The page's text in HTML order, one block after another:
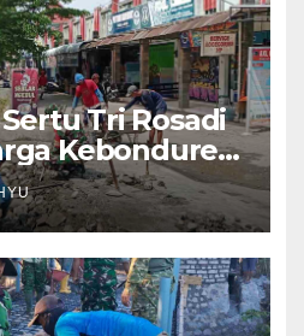
Tri Rosadi
Kebonduren
Perbaiki